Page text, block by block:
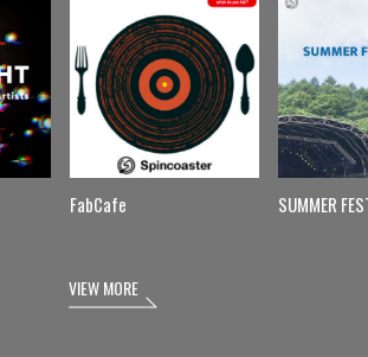
FabCafe SUMMER
VIEW MORE